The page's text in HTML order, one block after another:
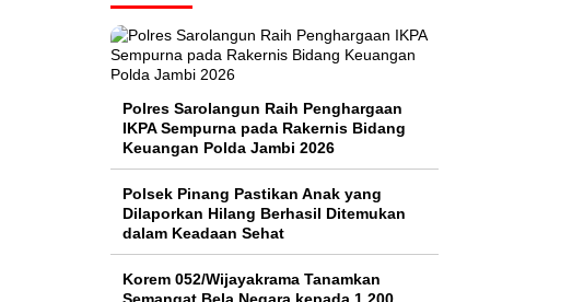
Polres Sarolangun Raih Penghargaan
IKPA Sempurna pada Rakernis Bidang
Keuangan Polda Jambi 2026
Polsek Pinang Pastikan Anak yang
Dilaporkan Hilang Berhasil Ditemukan
dalam Keadaan Sehat
Korem 052/Wijayakrama Tanamkan